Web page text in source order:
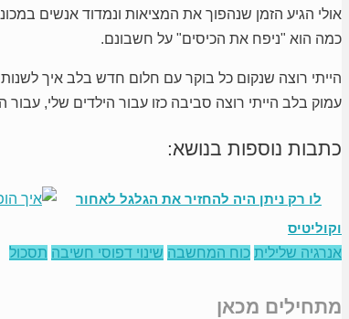
אולי הגיע הזמן שנהפוך את המציאות ונמדוד אנשים
כמה הוא "ניפח את הכיסים" על חשבונם.
הייתי רוצה שנקום כל בוקר עם חלום חדש בלב איך
עמוק בלב הייתי רוצה סביבה כזו עבור הילדים שלי,
כתבות נוספות בנושא:
לו רק ניתן היה להחזיר את הגלגל לאחור
וקוליטיס
אנרגיה שלילית כוח המחשבה שינוי דפוסי חשיבה תסכול
מתחילים מכאן